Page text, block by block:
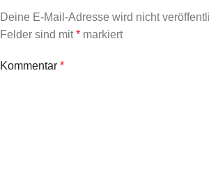
Deine E-Mail-Adresse wird nicht
Felder sind mit* markiert
Kommentar *